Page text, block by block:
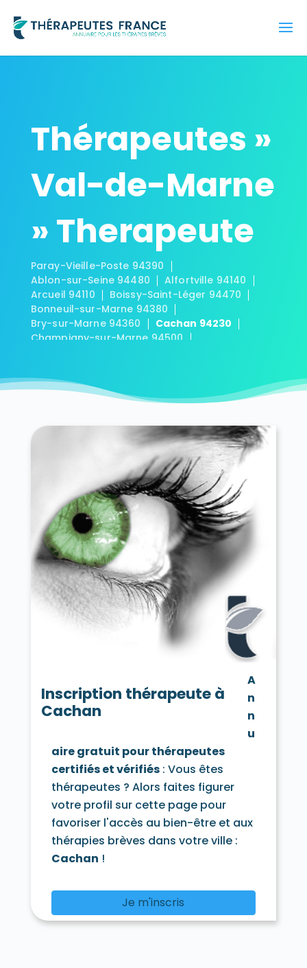
Thérapeutes »
Val-de-Marne
» Therapeute
Paray-Vieille-Poste 94390
Ablon-sur-Seine 94480
Alfortville 94140
Arcueil 94110
Boissy-Saint-Léger 94470
Bonneuil-sur-Marne 94380
Bry-sur-Marne 94360
Cachan 94230
Champigny-sur-Marne 94500
Chevilly-Larue 94550
Créteil 94000
Fontenay-sous-Bois 94120
Ivry-sur-Seine 94200
Joinville-le-Pont 94340
Le Kremlin-Bicêtre 94270
Le Perreux-sur-Marne 94170
Le Plessis-Trévise 94420
L'Haÿ-les-Roses 94240
Limeil-Brévannes 94450
Maisons-Alfort 94700
Mandres-les-Roses 94520
Marolles-en-Brie 94440
Nogent-sur-Marne 94130
Noiseau 94880
Orly 94310
Ormesson-sur-Marne 94490
Périgny 94520
Rungis 94150
Saint-Mandé 94160
Saint-Maur-des-Fossés 94100
Sucy-en-Brie 94370
Thiais 94320
Valenton 94460
Villecresnes 94440
Villejuif 94800
Vincennes 94300
Vitry-sur-Seine 94400
Inscription thérapeute à
Cachan
A
n
n
u
aire gratuit pour thérapeutes
certifiés et vérifiés: Vous êtes
thérapeutes ? Alors faites figurer
votre profil sur cette page pour
favoriser l'accès au bien-être et aux
thérapies brèves dans votre ville :
Cachan !
Je m'inscris